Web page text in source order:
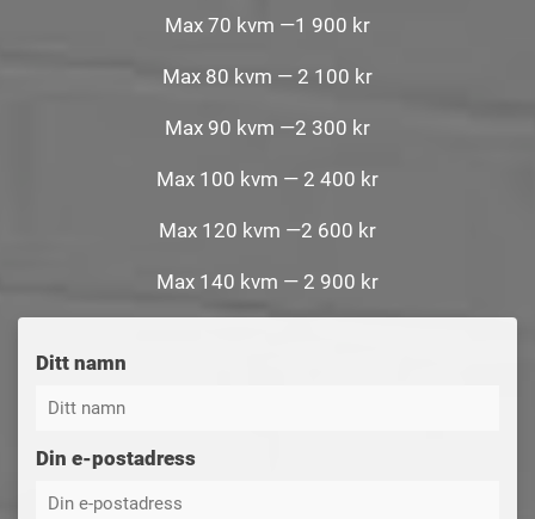
Max 70 kvm —1 900 kr
Max 80 kvm — 2 100 kr
Max 90 kvm —2 300 kr
Max 100 kvm — 2 400 kr
Max 120 kvm —2 600 kr
Max 140 kvm — 2 900 kr
Ditt namn
Din e-postadress